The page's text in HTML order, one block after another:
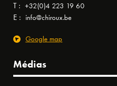
T : +32(0)4 223 19 60
E : info@chiroux.be
Google map
Médias